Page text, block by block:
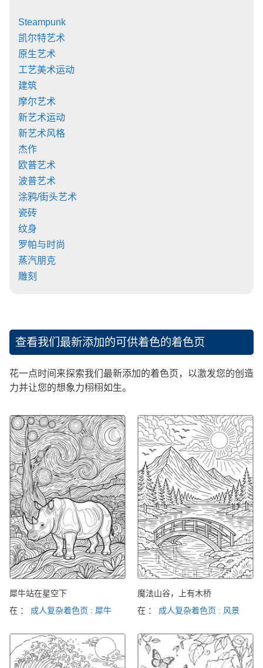
Steampunk
凯尔特艺术
原生艺术
工艺美术运动
建筑
摩尔艺术
新艺术运动
新艺术风格
杰作
欧普艺术
波普艺术
涂鸦/街头艺术
瓷砖
纹身
罗帕与时尚
蒸汽朋克
雕刻
查看我们最新添加的可供着色的着色页
花一点时间来探索我们最新添加的着色页，以激发您的创造
力并让您的想象力栩栩如生。
犀牛站在星空下
在 ： 成人复杂着色页 : 犀牛
魔法山谷，上有木桥
在 ： 成人复杂着色页 : 风景